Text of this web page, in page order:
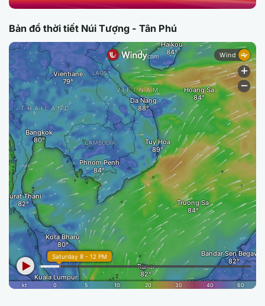
Bản đồ thời tiết Núi Tượng - Tân Phú